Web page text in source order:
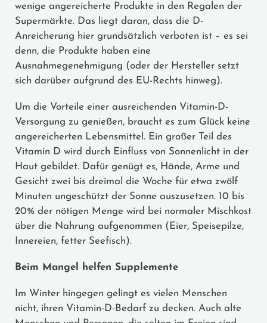
wenige angereicherte Produkte in den Regalen der
Supermärkte. Das liegt daran, dass die D-
Anreicherung hier grundsätzlich verboten ist – es sei
denn, die Produkte haben eine
Ausnahmegenehmigung (oder der Hersteller setzt
sich darüber aufgrund des EU-Rechts hinweg).
Um die Vorteile einer ausreichenden Vitamin-D-
Versorgung zu genießen, braucht es zum Glück keine
angereicherten Lebensmittel. Ein großer Teil des
Vitamin D wird durch Einfluss von Sonnenlicht in der
Haut gebildet. Dafür genügt es, Hände, Arme und
Gesicht zwei bis dreimal die Woche für etwa zwölf
Minuten ungeschützt der Sonne auszusetzen. 10 bis
20% der nötigen Menge wird bei normaler Mischkost
über die Nahrung aufgenommen (Eier, Speisepilze,
Innereien, fetter Seefisch).
Beim Mangel helfen Supplemente
Im Winter hingegen gelingt es vielen Menschen
nicht, ihren Vitamin-D-Bedarf zu decken. Auch alte